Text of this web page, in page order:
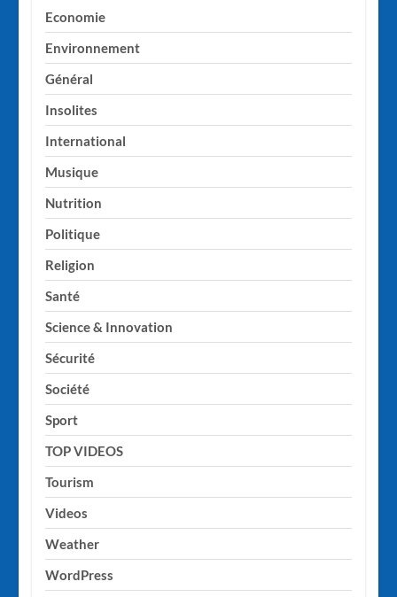
Economie
Environnement
Général
Insolites
International
Musique
Nutrition
Politique
Religion
Santé
Science & Innovation
Sécurité
Société
Sport
TOP VIDEOS
Tourism
Videos
Weather
WordPress